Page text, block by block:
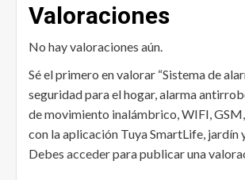
Valoraciones
No hay valoraciones aún.
Sé el primero en valorar “Sistema de
seguridad para el hogar, alarma
de movimiento inalámbrico, WIFI,
con la aplicación Tuya SmartLife, jardín
Debes accederpara publicar una